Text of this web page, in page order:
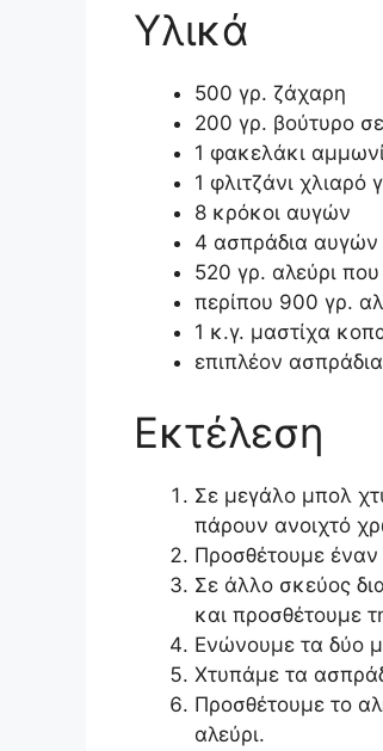
Υλικά
500 γρ. ζάχαρη
200 γρ. βούτυρο
1 φακελάκι
1 φλιτζάνι
8 κρόκοι αυγών
4 ασπράδια αυγών
520 γρ. αλεύρι
περίπου 900 γρ.
1 κ.γ. μαστίχα
επιπλέον
Εκτέλεση
Σε μεγάλο μπολ
πάρουν ανοιχτό
Προσθέτουμε
Σε άλλο σκεύος
και προσθέτουμε
Ενώνουμε τα δύο
Χτυπάμε τα
Προσθέτουμε το
αλεύρι.